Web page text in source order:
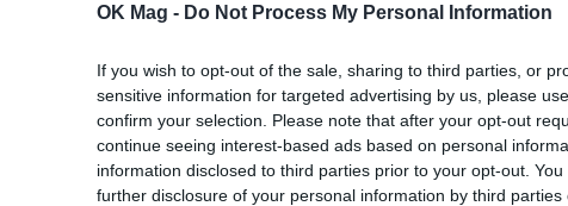
OK Mag - Do Not Process My Personal Information
If you wish to opt-out of the sale, sharing to third parties, or
sensitive information for targeted advertising by us, please
confirm your selection. Please note that after your opt-out
continue seeing interest-based ads based on personal
information disclosed to third parties prior to your opt-out.
further disclosure of your personal information by third parties